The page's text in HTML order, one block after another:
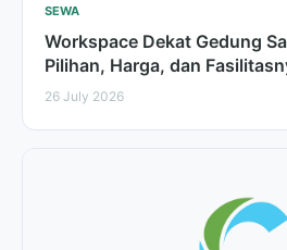
SEWA
Workspace Dekat Gedung
Pilihan, Harga, dan
26 July 2026